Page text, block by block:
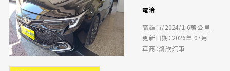
電洽
高雄市/2024/1.6萬公里
更新日期：2026年 07月
車商：鴻欣汽車